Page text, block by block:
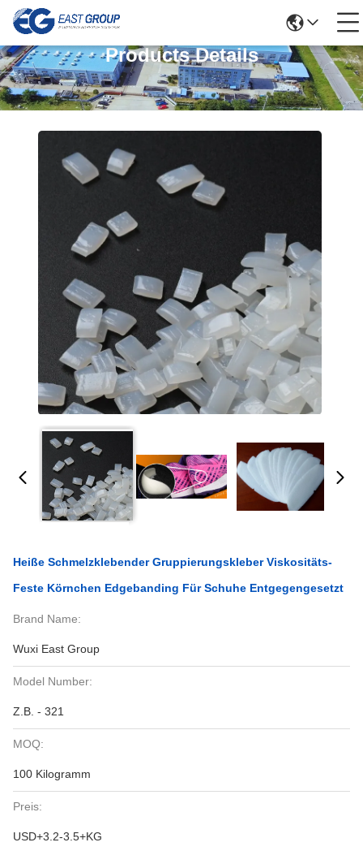
Products Details
Heiße Schmelzklebender Gruppierungskleber Viskositäts-
Feste Körnchen Edgebanding Für Schuhe Entgegengesetzt
Brand Name:
Wuxi East Group
Model Number:
Z.B. - 321
MOQ:
100 Kilogramm
Preis:
USD+3.2-3.5+KG